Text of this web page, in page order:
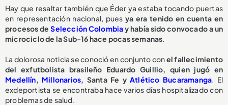
Hay que resaltar también que Éder ya estaba tocando puertas
en representación nacional, pues ya era tenido en cuenta en
procesos deSelección Colombiay había sido convocado a un
microciclo de la Sub-16 hace pocas semanas.
La dolorosa noticia se conoció en conjunto conel fallecimiento
del exfutbolista brasileño Eduardo Guillio, quien jugó en
Medellín, Millonarios, Santa Fe yAtlético Bucaramanga. El
exdeportista se encontraba hace varios días hospitalizado con
problemas de salud.